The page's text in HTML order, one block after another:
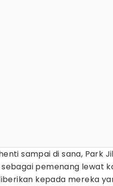
sampai di sana, Park
pemenang lewat
kepada mereka